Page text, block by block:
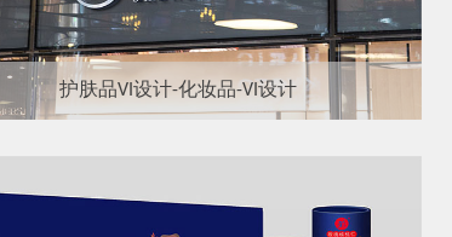
护肤品VI设计-化妆品-VI设计